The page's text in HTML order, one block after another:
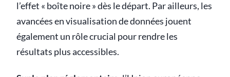
l’effet « boîte noire » dès le départ. Par ailleurs, les
avancées en visualisation de données jouent
également un rôle crucial pour rendre les
résultats plus accessibles.